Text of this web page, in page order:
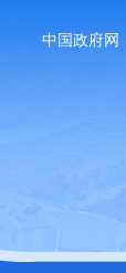
中国政府网